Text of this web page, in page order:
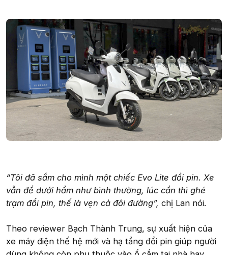
“Tôi đã sắm cho mình một chiếc Evo Lite đổi pin. Xe
vẫn để dưới hầm như bình thường, lúc cần thì ghé
trạm đổi pin, thế là vẹn cả đôi đường”, chị Lan nói.
Theo reviewer Bạch Thành Trung, sự xuất hiện của
xe máy điện thế hệ mới và hạ tầng đổi pin giúp người